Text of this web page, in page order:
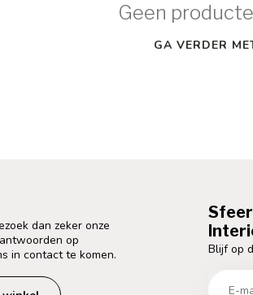
Geen
GA VERDER
dan zeker onze
op
in contact te komen.
Blijf op